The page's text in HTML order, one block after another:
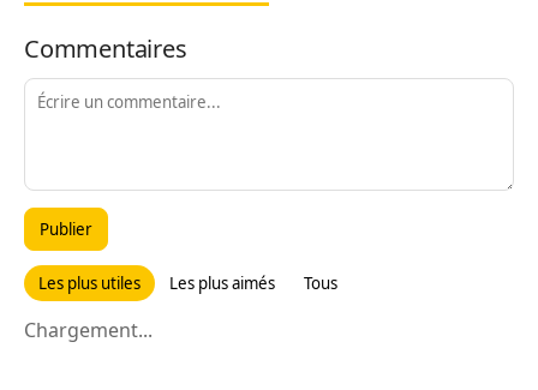
Commentaires
Publier
Les plus utiles Les plus aimés Tous
Chargement...